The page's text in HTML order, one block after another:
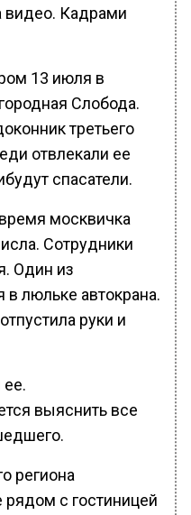
видео. Кадрами
13 июля в
Слобода.
третьего
отвлекали ее
спасатели.
москвичка
Сотрудники
Один из
в люльке автокрана.
руки и
выяснить все
региона
рядом с гостиницей